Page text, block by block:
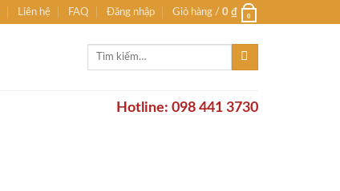
Liên hệ FAQ Đăng nhập Giỏ hàng / 0 ₫ 0
Tìm
Hotline: 098 441 3730